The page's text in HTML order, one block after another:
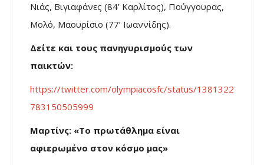
Νιάς, Βιγιαφάνες (84’ Καρλίτος), Πούγγουρας,
Μολό, Μαουρίσιο (77’ Ιωαννίδης).
Δείτε και τους πανηγυρισμούς των
παικτών:
https://twitter.com/olympiacosfc/status/1381322
783150505999
Μαρτίνς: «Το πρωτάθλημα είναι
αφιερωμένο στον κόσμο μας»